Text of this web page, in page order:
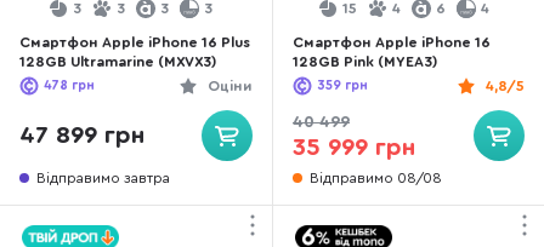
3 3 3 3
Смартфон Apple iPhone 16 Plus
128GB Ultramarine (MXVX3)
Оціни
478 грн
47 899 грн
Відправимо завтра
15 4 6 4
Смартфон Apple iPhone 16
128GB Pink (MYEA3)
4,8/5
359 грн
40 499
35 999 грн
Відправимо 08/08